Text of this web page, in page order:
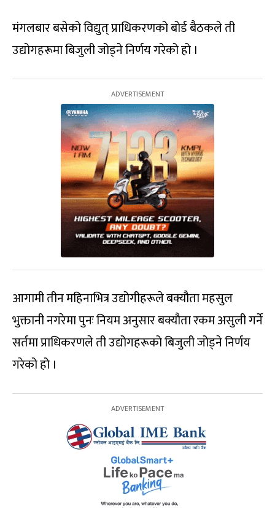
मंगलबार बसेको विद्युत् प्राधिकरणको बोर्ड बैठकले ती
उद्योगहरूमा बिजुली जोड्ने निर्णय गरेको हो ।
आगामी तीन महिनाभित्र उद्योगीहरूले बक्यौता महसुल
भुक्तानी नगरेमा पुनः नियम अनुसार बक्यौता रकम असुली गर्ने
सर्तमा प्राधिकरणले ती उद्योगहरूको बिजुली जोड्ने निर्णय
गरेको हो ।